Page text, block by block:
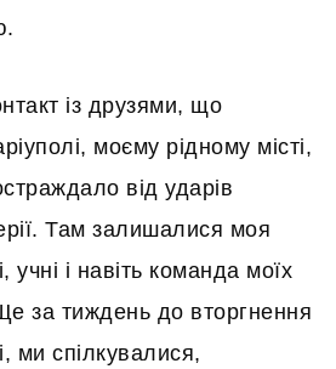
із друзями, що
моєму рідному місті,
від ударів
Там залишалися моя
учні і навіть команда моїх
за тиждень до вторгнення
ми спілкувалися,